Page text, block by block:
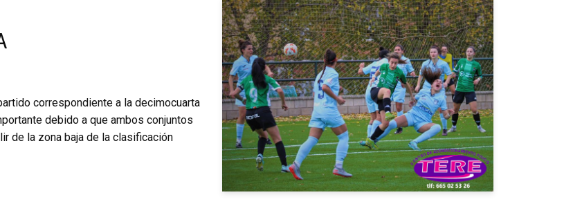
correspondiente a la decimocuarta
debido a que ambos conjuntos
de la zona baja de la clasificación